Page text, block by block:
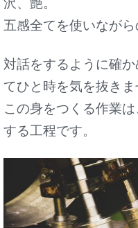
五感全てを使いながら
対話をするように確
てひと時を気を抜きま
この身をつくる作業
する工程です。